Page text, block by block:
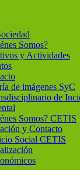
Somos?
y Actividades
de imágenes SyC
de
Somos? CETIS
y Contacto
Social CETIS